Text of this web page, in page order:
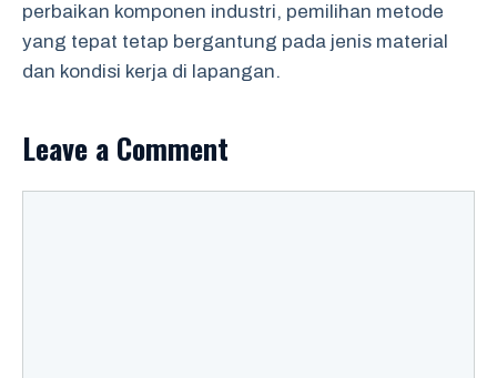
perbaikan komponen industri, pemilihan metode
yang tepat tetap bergantung pada jenis material
dan kondisi kerja di lapangan.
Leave a Comment